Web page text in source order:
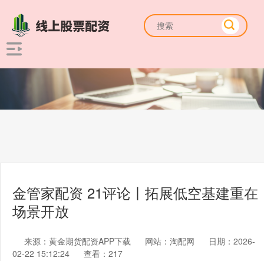
金管家配资 21评论丨拓展低空基建重在
场景开放
来源：黄金期货配资APP下载 网站：淘配网
日期：2026-
02-22 15:12:24
查看：217